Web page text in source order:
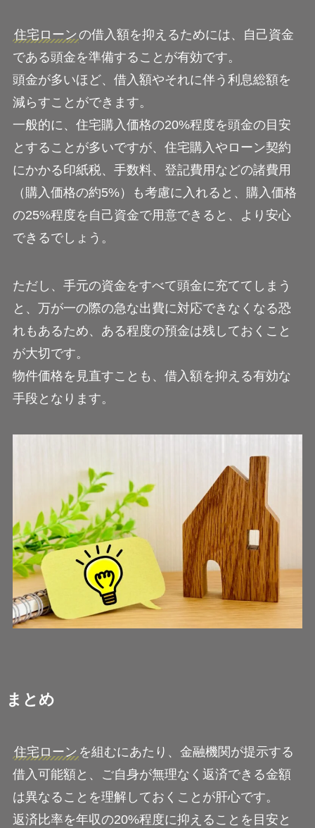
住宅ローンの借入額を抑えるためには、自己資金
である頭金を準備することが有効です。
頭金が多いほど、借入額やそれに伴う利息総額を
減らすことができます。
一般的に、住宅購入価格の20%程度を頭金の目安
とすることが多いですが、住宅購入やローン契約
にかかる印紙税、手数料、登記費用などの諸費用
（購入価格の約5%）も考慮に入れると、購入価格
の25%程度を自己資金で用意できると、より安心
できるでしょう。
ただし、手元の資金をすべて頭金に充ててしまう
と、万が一の際の急な出費に対応できなくなる恐
れもあるため、ある程度の預金は残しておくこと
が大切です。
物件価格を見直すことも、借入額を抑える有効な
手段となります。
まとめ
住宅ローン を組むにあたり、金融機関が提示する
借入可能額と、ご自身が無理なく返済できる金額
は異なることを理解しておくことが肝心です。
返済比率を年収の20%程度に抑えることを目安と